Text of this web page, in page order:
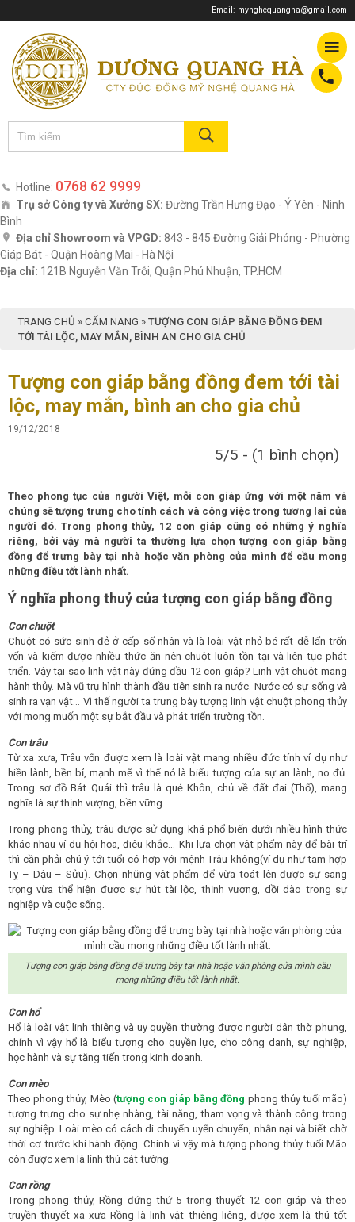
Email: mynghequangha@gmail.com
Hotline: 0768 62 9999
Trụ sở Công ty và Xưởng SX: Đường Trần Hưng Đạo - Ý Yên - Ninh
Bình
Địa chỉ Showroom và VPGD: 843 - 845 Đường Giải Phóng - Phường
Giáp Bát - Quận Hoàng Mai - Hà Nội
Địa chỉ: 121B Nguyễn Văn Trỗi, Quận Phú Nhuận, TP.HCM
TRANG CHỦ »CẨM NANG »TƯỢNG CON GIÁP BẰNG ĐỒNG ĐEM
TỚI TÀI LỘC, MAY MẮN, BÌNH AN CHO GIA CHỦ
Tượng con giáp bằng đồng đem tới tài
lộc, may mắn, bình an cho gia chủ
19/12/2018
5/5 - (1 bình chọn)
Theo phong tục của người Việt, mỗi con giáp ứng với một năm và
chúng sẽ tượng trưng cho tính cách và công việc trong tương lai của
người đó. Trong phong thủy, 12 con giáp cũng có những ý nghĩa
riêng, bởi vậy mà người ta thường lựa chọn tượng con giáp bằng
đồng để trưng bày tại nhà hoặc văn phòng của mình để cầu mong
những điều tốt lành nhất.
Ý nghĩa phong thuỷ của tượng con giáp bằng đồng
Con chuột
Chuột có sức sinh đẻ ở cấp số nhân và là loài vật nhỏ bé rất dễ lẩn trốn
vốn và kiếm được nhiều thức ăn nên chuột luôn tồn tại và liên tục phát
triển. Vậy tại sao linh vật này đứng đầu 12 con giáp? Linh vật chuột mang
hành thủy. Mà vũ trụ hình thành đầu tiên sinh ra nước. Nước có sự sống và
sinh ra vạn vật… Vì thế người ta trưng bày tượng linh vật chuột phong thủy
với mong muốn một sự bắt đầu và phát triển trường tồn.
Con trâu
Từ xa xưa, Trâu vốn được xem là loài vật mang nhiều đức tính ví dụ như
hiền lành, bền bỉ, mạnh mẽ vì thế nó là biểu tượng của sự an lành, no đủ.
Trong sơ đồ Bát Quái thì trâu là quẻ Khôn, chủ về đất đai (Thổ), mang
nghĩa là sự thịnh vượng, bền vững
Trong phong thủy, trâu được sử dụng khá phổ biến dưới nhiều hình thức
khác nhau ví dụ hội họa, điêu khắc… Khi lựa chọn vật phẩm này để bài trí
thì cần phải chú ý tới tuổi có hợp với mệnh Trâu không(ví dụ như tam hợp
Tỵ – Dậu – Sửu). Chọn những vật phẩm để vừa toát lên được sự sang
trọng vừa thể hiện được sự hút tài lộc, thịnh vượng, dồi dào trong sự
nghiệp và cuộc sống.
Tượng con giáp bằng đồng để trưng bày tại nhà hoặc văn phòng của mình cầu
mong những điều tốt lành nhất.
Con hổ
Hổ là loài vật linh thiêng và uy quyền thường được người dân thờ phụng,
chính vì vậy hổ là biểu tượng cho quyền lực, cho công danh, sự nghiệp,
học hành và sự tăng tiến trong kinh doanh.
Con mèo
Theo phong thủy, Mèo (tượng con giáp bằng đồng phong thủy tuổi mão)
tượng trưng cho sự nhẹ nhàng, tài năng, tham vọng và thành công trong
sự nghiệp. Loài mèo có cách di chuyển uyển chuyển, nhẫn nại và biết chờ
thời cơ trước khi hành động. Chính vì vậy mà tượng phong thủy tuổi Mão
còn được xem là linh thú cát tường.
Con rồng
Trong phong thủy, Rồng đứng thứ 5 trong thuyết 12 con giáp và theo
truyền thuyết xa xưa Rồng là linh vật thiêng liêng, được xem là thú tốt